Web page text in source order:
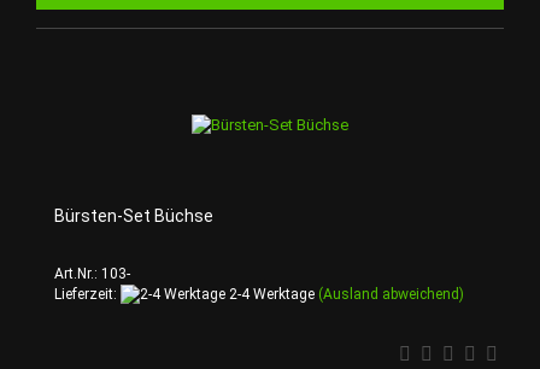
Bürsten-Set Büchse
Art.Nr.: 103-
Lieferzeit:
2-4 Werktage (Ausland abweichend)